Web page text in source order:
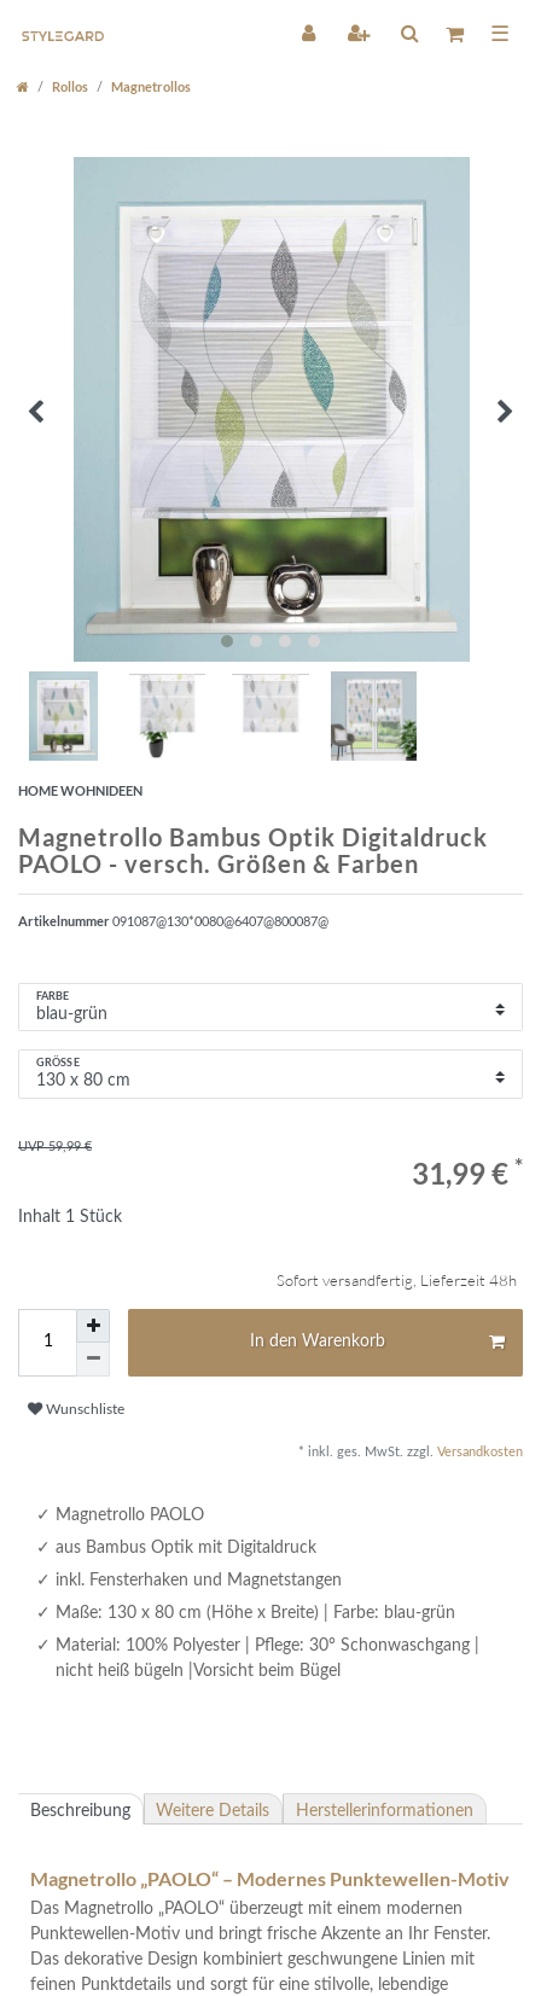
☰
Rollos Magnetrollos
HOME WOHNIDEEN
Magnetrollo Bambus Optik Digitaldruck
PAOLO - versch. Größen & Farben
Artikelnummer091087@130*0080@6407@800087@
FARBE
GRÖSSE
UVP 59,99 €
31,99 € *
Inhalt 1 Stück
Sofort versandfertig, Lieferzeit 48h
In den Warenkorb
Wunschliste
* inkl. ges. MwSt. zzgl. Versandkosten
Magnetrollo PAOLO
aus Bambus Optik mit Digitaldruck
inkl. Fensterhaken und Magnetstangen
Maße: 130 x 80 cm (Höhe x Breite) | Farbe: blau-grün
Material: 100% Polyester | Pflege: 30° Schonwaschgang |
nicht heiß bügeln |Vorsicht beim Bügel
Beschreibung Weitere Details Herstellerinformationen
Magnetrollo „PAOLO“ – Modernes Punktewellen-Motiv
Das Magnetrollo „PAOLO“ überzeugt mit einem modernen
Punktewellen-Motiv und bringt frische Akzente an Ihr Fenster.
Das dekorative Design kombiniert geschwungene Linien mit
feinen Punktdetails und sorgt für eine stilvolle, lebendige